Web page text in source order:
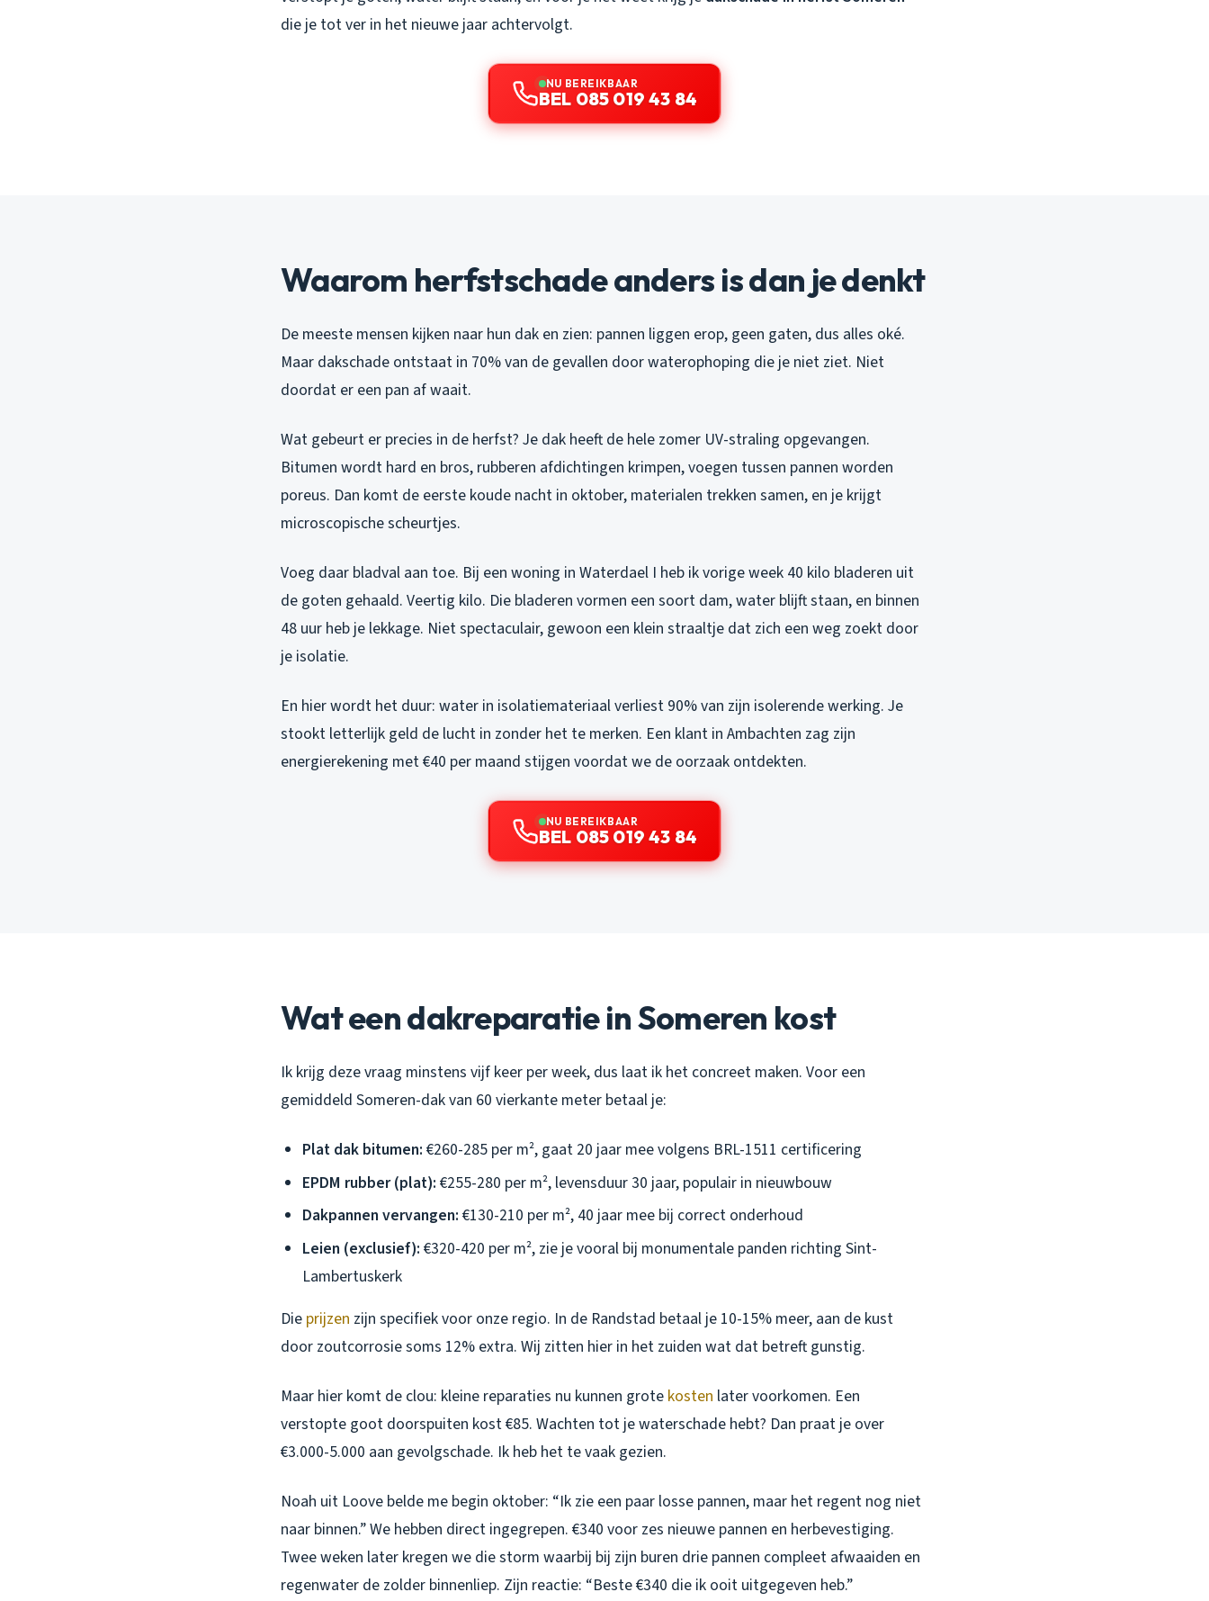
die je tot ver in het nieuwe jaar achtervolgt.
NU BEREIKBAAR
BEL 085 019 43 84
Waarom herfstschade anders is dan je denkt
De meeste mensen kijken naar hun dak en zien: pannen liggen erop, geen gaten, dus alles oké.
Maar dakschade ontstaat in 70% van de gevallen door waterophoping die je niet ziet. Niet
doordat er een pan af waait.
Wat gebeurt er precies in de herfst? Je dak heeft de hele zomer UV-straling opgevangen.
Bitumen wordt hard en bros, rubberen afdichtingen krimpen, voegen tussen pannen worden
poreus. Dan komt de eerste koude nacht in oktober, materialen trekken samen, en je krijgt
microscopische scheurtjes.
Voeg daar bladval aan toe. Bij een woning in Waterdael I heb ik vorige week 40 kilo bladeren uit
de goten gehaald. Veertig kilo. Die bladeren vormen een soort dam, water blijft staan, en binnen
48 uur heb je lekkage. Niet spectaculair, gewoon een klein straaltje dat zich een weg zoekt door
je isolatie.
En hier wordt het duur: water in isolatiemateriaal verliest 90% van zijn isolerende werking. Je
stookt letterlijk geld de lucht in zonder het te merken. Een klant in Ambachten zag zijn
energierekening met €40 per maand stijgen voordat we de oorzaak ontdekten.
NU BEREIKBAAR
BEL 085 019 43 84
Wat een dakreparatie in Someren kost
Ik krijg deze vraag minstens vijf keer per week, dus laat ik het concreet maken. Voor een
gemiddeld Someren-dak van 60 vierkante meter betaal je:
Plat dak bitumen: €260-285 per m², gaat 20 jaar mee volgens BRL-1511 certificering
EPDM rubber (plat): €255-280 per m², levensduur 30 jaar, populair in nieuwbouw
Dakpannen vervangen: €130-210 per m², 40 jaar mee bij correct onderhoud
Leien (exclusief): €320-420 per m², zie je vooral bij monumentale panden richting Sint-
Lambertuskerk
Die prijzen zijn specifiek voor onze regio. In de Randstad betaal je 10-15% meer, aan de kust
door zoutcorrosie soms 12% extra. Wij zitten hier in het zuiden wat dat betreft gunstig.
Maar hier komt de clou: kleine reparaties nu kunnen grote kosten later voorkomen. Een
verstopte goot doorspuiten kost €85. Wachten tot je waterschade hebt? Dan praat je over
€3.000-5.000 aan gevolgschade. Ik heb het te vaak gezien.
Noah uit Loove belde me begin oktober: “Ik zie een paar losse pannen, maar het regent nog niet
naar binnen.” We hebben direct ingegrepen. €340 voor zes nieuwe pannen en herbevestiging.
Twee weken later kregen we die storm waarbij bij zijn buren drie pannen compleet afwaaiden en
regenwater de zolder binnenliep. Zijn reactie: “Beste €340 die ik ooit uitgegeven heb.”